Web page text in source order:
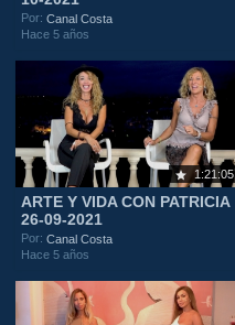
Por:Canal Costa
Hace 5 años
1:21:05
ARTE Y VIDA CON PATRICIA
26-09-2021
Por:Canal Costa
Hace 5 años